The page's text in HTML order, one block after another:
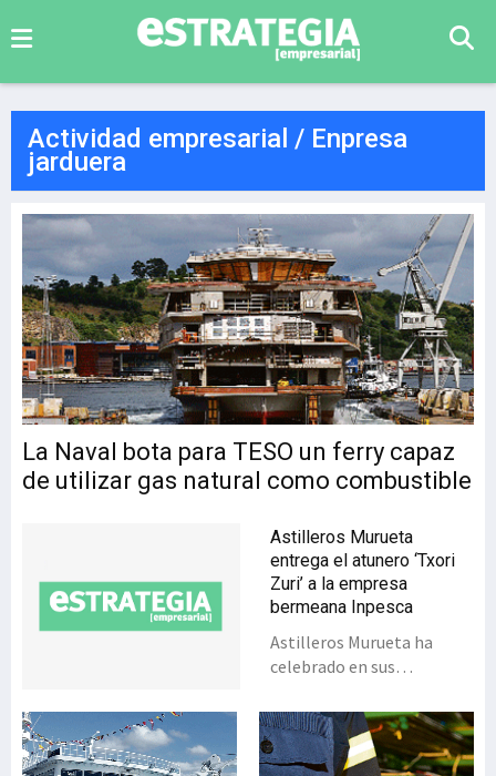
Actividad empresarial / Enpresa
jarduera
La Naval bota para TESO un ferry capaz
de utilizar gas natural como combustible
Astilleros Murueta
entrega el atunero ‘Txori
Zuri’ a la empresa
bermeana Inpesca
Astilleros Murueta ha
celebrado en sus
bendición del buque
atunero congelador ‘Txori
Zuri’, que ha construido